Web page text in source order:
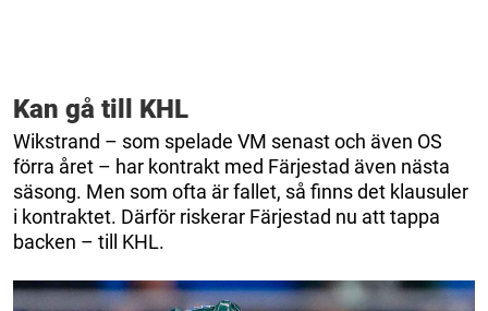
Kan gå till KHL
Wikstrand – som spelade VM senast och även OS
förra året – har kontrakt med Färjestad även nästa
säsong. Men som ofta är fallet, så finns det klausuler
i kontraktet. Därför riskerar Färjestad nu att tappa
backen – till KHL.